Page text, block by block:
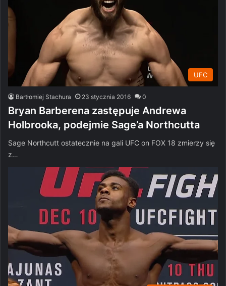
UFC
Bartłomiej Stachura 23 stycznia 2016 0
Bryan Barberena zastępuje Andrewa
Holbrooka, podejmie Sage’a Northcutta
Sage Northcutt ostatecznie na gali UFC on FOX 18 zmierzy się
z…